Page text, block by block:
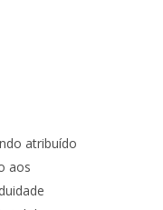
atribuído
aos